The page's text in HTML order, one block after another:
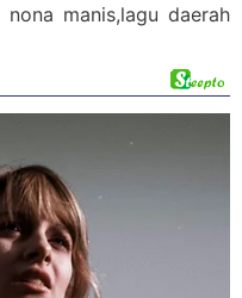
manis,lagu daerah